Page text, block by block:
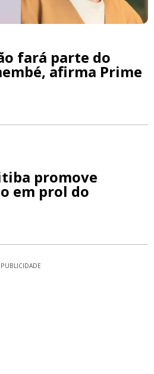
fará parte do
afirma Prime
promove
em prol do
PUBLICIDADE